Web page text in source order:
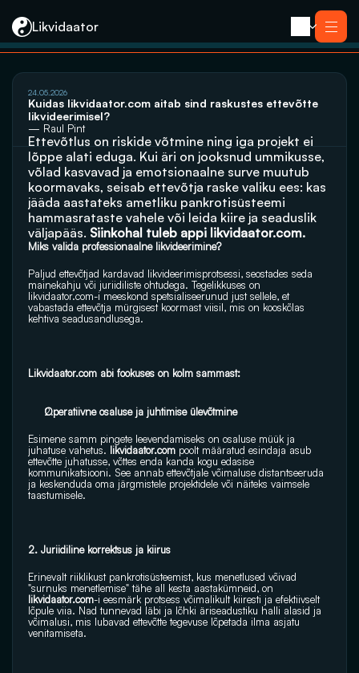
Likvidaator
Ликвидация с продажей
Ликвидация компании
Реорганизация
Банкротство
Закрытие компании e-резидента
Kontakt
24.05.2026
Kuidas likvidaator.com aitab sind raskustes ettevõtte
likvideerimisel?
— Raul Pint
Ettevõtlus on riskide võtmine ning iga projekt ei
lõppe alati eduga. Kui äri on jooksnud ummikusse,
võlad kasvavad ja emotsionaalne surve muutub
koormavaks, seisab ettevõtja raske valiku ees: kas
jääda aastateks ametliku pankrotisüsteemi
hammasrataste vahele või leida kiire ja seaduslik
väljapääs. Siinkohal tuleb appi likvidaator.com.
Miks valida professionaalne likvideerimine?
Paljud ettevõtjad kardavad likvideerimisprotsessi, seostades seda
mainekahju või juriidiliste ohtudega. Tegelikkuses on
likvidaator.com-i meeskond spetsialiseerunud just sellele, et
vabastada ettevõtja mürgisest koormast viisil, mis on kooskõlas
kehtiva seadusandlusega.
Likvidaator.com abi fookuses on kolm sammast:
Operatiivne osaluse ja juhtimise ülevõtmine
Esimene samm pingete leevendamiseks on osaluse müük ja
juhatuse vahetus. likvidaator.com poolt määratud esindaja asub
ettevõtte juhatusse, võttes enda kanda kogu edasise
kommunikatsiooni. See annab ettevõtjale võimaluse distantseeruda
ja keskenduda oma järgmistele projektidele või näiteks vaimsele
taastumisele.
2. Juriidiline korrektsus ja kiirus
Erinevalt riiklikust pankrotisüsteemist, kus menetlused võivad
likvidaator.com-i eesmärk protsess võimalikult kiiresti ja efektiivselt
lõpule viia. Nad tunnevad läbi ja lõhki äriseadustiku halli alasid ja
võimalusi, mis lubavad ettevõtte tegevuse lõpetada ilma asjatu
venitamiseta.